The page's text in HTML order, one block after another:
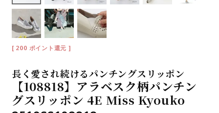
長く愛され続けるパンチングスリッポン
【108818】アラベスク柄パンチン
グスリッポン 4E Miss Kyouko
[ 200 ポイント還元 ]